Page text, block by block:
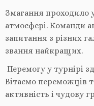
Змагання проходило
атмосфері. Команди
запитання з різних
звання найкращих.
Перемогу у турнірі
Вітаємо переможців
активність і чудову